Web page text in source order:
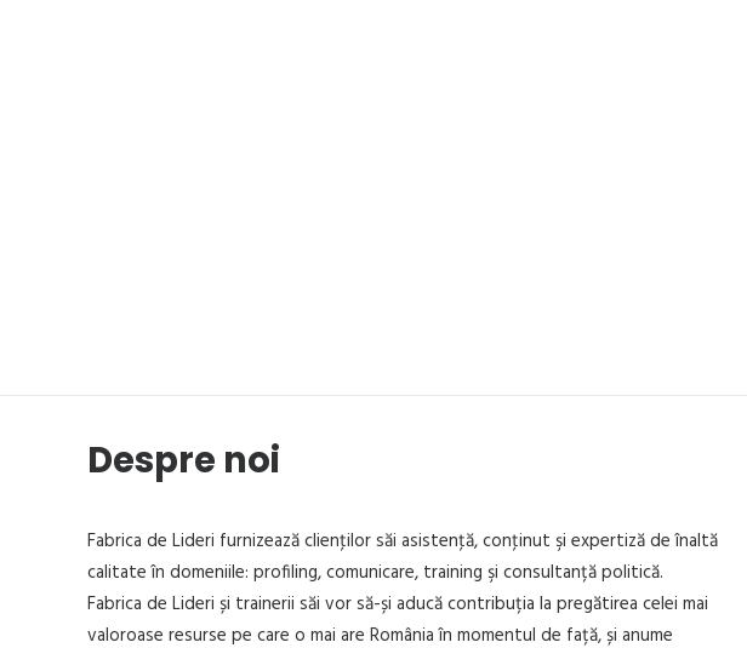
Despre noi
Fabrica de Lideri furnizează clienţilor săi asistenţă, conţinut şi expertiză de înaltă
calitate în domeniile: profiling, comunicare, training şi consultanță politică.
Fabrica de Lideri și trainerii săi vor să-și aducă contribuția la pregătirea celei mai
valoroase resurse pe care o mai are România în momentul de față, și anume